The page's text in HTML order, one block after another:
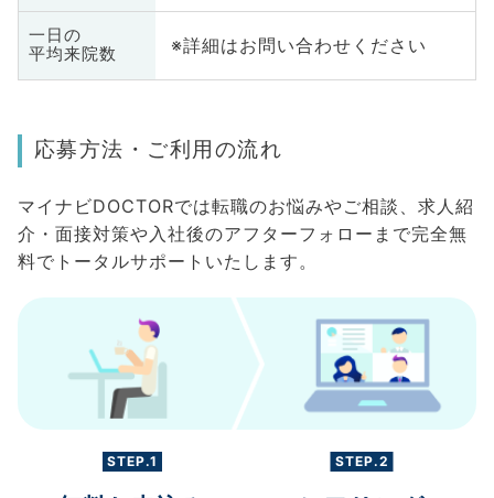
一日の
平均来院数
※詳細はお問い合わせください
応募方法・ご利用の流れ
マイナビDOCTORでは転職のお悩みやご相談、求人紹
介・面接対策や入社後のアフターフォローまで完全無
料でトータルサポートいたします。
STEP.1 STEP.2